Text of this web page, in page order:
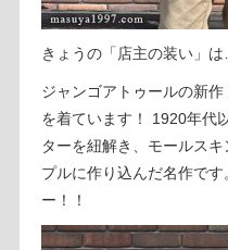
きょうの「店主の装い」は
ジャンゴアトゥールの新作
を着ています！ 1920年代
ターを紐解き、モールス
プルに作り込んだ名作で
ー！！